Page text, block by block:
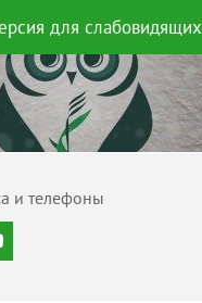
для слабовидящих
и телефоны